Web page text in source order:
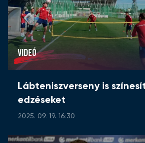
VIDEÓ
Lábteniszverseny is
edzéseket
2025. 09. 19. 16:30